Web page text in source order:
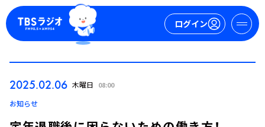
ログイン
2025.02.06 木曜日 08:00
お知らせ